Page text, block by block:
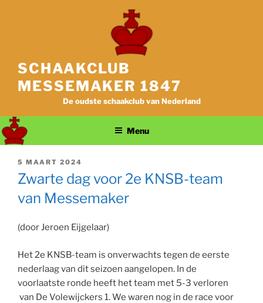
SCHAAKCLUB
MESSEMAKER 1847
De oudste schaakclub van Nederland
Menu
GEPLAATST
OP
5 MAART 2024
Zwarte dag voor 2e KNSB-team
van Messemaker
(door Jeroen Eijgelaar)
Het 2e KNSB-team is onverwachts tegen de eerste
nederlaag van dit seizoen aangelopen. In de
voorlaatste ronde heeft het team met 5-3 verloren
van De Volewijckers 1. We waren nog in de race voor